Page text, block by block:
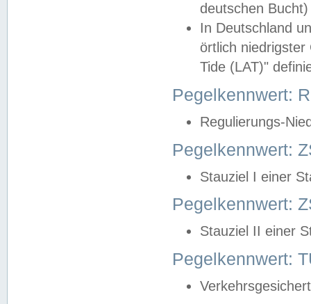
deutschen
In Deutschland
örtlich
Tide (LAT)"
Pegelkennwert:
Regulierungs-
Pegelkennwert:
Stauziel I einer
Pegelkennwert:
Stauziel II einer
Pegelkennwert: